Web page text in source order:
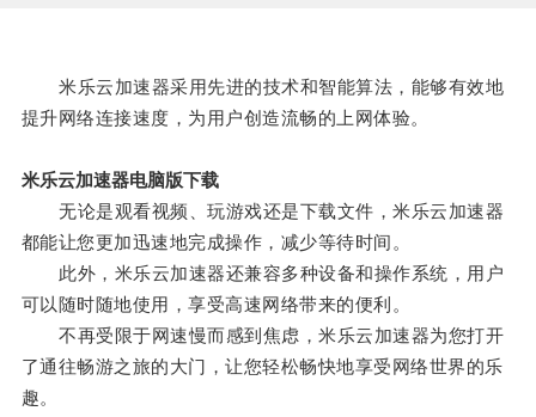
米乐云加速器采用先进的技术和智能算法，能够有效地
提升网络连接速度，为用户创造流畅的上网体验。
米乐云加速器电脑版下载
无论是观看视频、玩游戏还是下载文件，米乐云加速器
都能让您更加迅速地完成操作，减少等待时间。
此外，米乐云加速器还兼容多种设备和操作系统，用户
可以随时随地使用，享受高速网络带来的便利。
不再受限于网速慢而感到焦虑，米乐云加速器为您打开
了通往畅游之旅的大门，让您轻松畅快地享受网络世界的乐
趣。